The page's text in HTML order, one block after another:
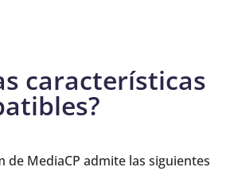
características
de MediaCP admite las siguientes